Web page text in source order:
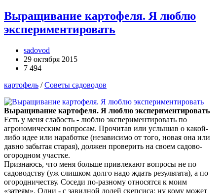
Выращивание картофеля. Я люблю
экспериментировать
sadovod
29 октября 2015
7 494
картофель /Советы садоводов
Выращивание картофеля. Я люблю экспериментировать
Есть у меня слабость - люблю экспериментировать по
агрономическим вопросам. Прочитав или услышав о какой-
либо идее или наработке (независимо от того, новая она или
давно забытая старая), должен проверить на своем садово-
огородном участке.
Признаюсь, что меня больше привлекают вопросы не по
садоводству (уж слишком долго надо ждать результата), а по
огородничеству. Соседи по-разному относятся к моим
«затеям». Одни - с завидной долей скепсиса: ну кому может